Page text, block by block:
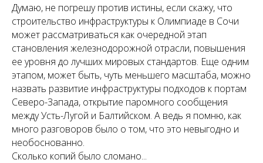
Думаю, не погрешу против истины, если скажу, что
строительство инфраструктуры к Олимпиаде в Сочи
может рассматриваться как очередной этап
становления железнодорожной отрасли, повышения
ее уровня до лучших мировых стандартов. Еще одним
этапом, может быть, чуть меньшего масштаба, можно
назвать развитие инфраструктуры подходов к портам
Северо-Запада, открытие паромного сообщения
между Усть-Лугой и Балтийском. А ведь я помню, как
много разговоров было о том, что это невыгодно и
необоснованно.
Сколько копий было сломано...